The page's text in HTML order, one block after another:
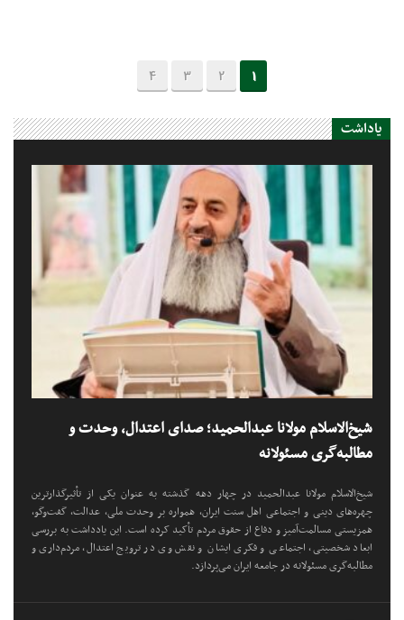
1
2
3
4
یاداشت
شیخ‌الاسلام مولانا عبدالحمید؛ صدای اعتدال، وحدت و
مطالبه‌گری مسئولانه
شیخ‌الاسلام مولانا عبدالحمید در چهار دهه گذشته به عنوان یکی از تأثیرگذارترین
چهره‌های دینی و اجتماعی اهل سنت ایران، همواره بر وحدت ملی، عدالت، گفت‌وگو،
همزیستی مسالمت‌آمیز و دفاع از حقوق مردم تأکید کرده است. این یادداشت به بررسی
ابعاد شخصیتی، اجتماعی و فکری ایشان و نقش وی در ترویج اعتدال، مردم‌داری و
مطالبه‌گری مسئولانه در جامعه ایران می‌پردازد.